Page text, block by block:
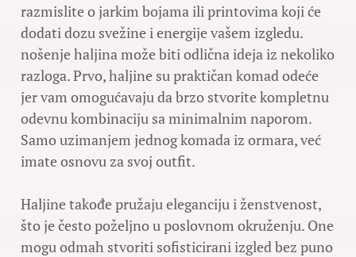
razmislite o jarkim bojama ili printovima koji će
dodati dozu svežine i energije vašem izgledu.
nošenje haljina može biti odlična ideja iz nekoliko
razloga. Prvo, haljine su praktičan komad odeće
jer vam omogućavaju da brzo stvorite kompletnu
odevnu kombinaciju sa minimalnim naporom.
Samo uzimanjem jednog komada iz ormara, već
imate osnovu za svoj outfit.
Haljine takođe pružaju eleganciju i ženstvenost,
što je često poželjno u poslovnom okruženju. One
mogu odmah stvoriti sofisticirani izgled bez puno